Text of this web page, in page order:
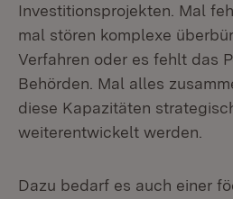
Investitionsprojekten. Mal
mal stören komplexe
Verfahren oder es fehlt das
Behörden. Mal alles
diese Kapazitäten
weiterentwickelt werden.
Dazu bedarf es auch einer